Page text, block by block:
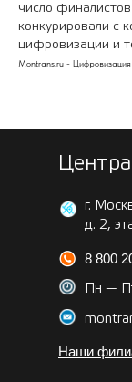
число
конкурировали с
цифровизации и
Montrans.ru -
г.
д. 2,
8 800
Пн —
Наши